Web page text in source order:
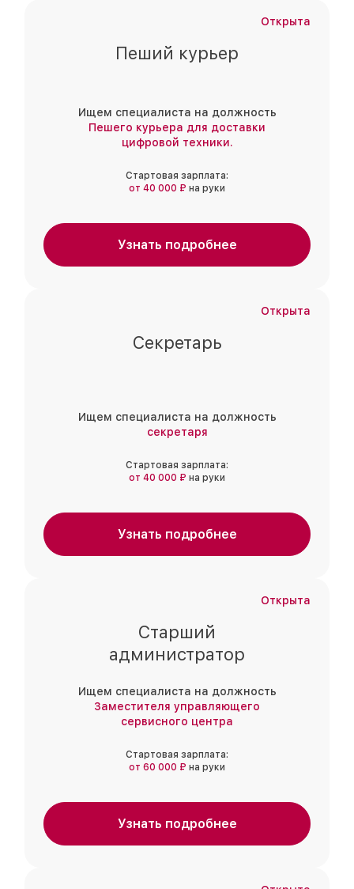
Открыта
Пеший курьер
Ищем специалиста на должность
Пешего курьера для доставки
цифровой техники.
Стартовая зарплата:
от 40 000 ₽ на руки
Узнать подробнее
Открыта
Секретарь
Ищем специалиста на должность
секретаря
Стартовая зарплата:
от 40 000 ₽ на руки
Узнать подробнее
Открыта
Старший
администратор
Ищем специалиста на должность
Заместителя управляющего
сервисного центра
Стартовая зарплата:
от 60 000 ₽ на руки
Узнать подробнее